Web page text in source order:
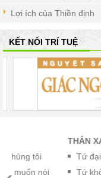
Lợi ích của Thiền định
KẾT NỐI TRÍ TUỆ
tôi
nói
THÂN XÁC
Tứ đại
Tứ khổ